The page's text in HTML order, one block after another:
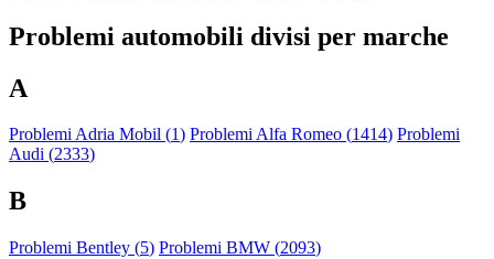
Problemi automobili divisi per marche
A
Problemi Adria Mobil (1) Problemi Alfa Romeo (1414) Problemi
Audi (2333)
B
Problemi Bentley (5) Problemi BMW (2093)